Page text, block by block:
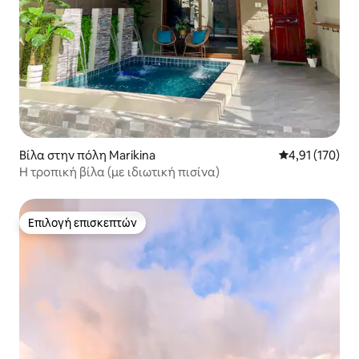
Βίλα στην πόλη Marikina Μέση
4,91 (170)
Η τροπική βίλα (με ιδιωτική πισίνα)
Επιλογή επισκεπτών
Επιλογή επισκεπτών